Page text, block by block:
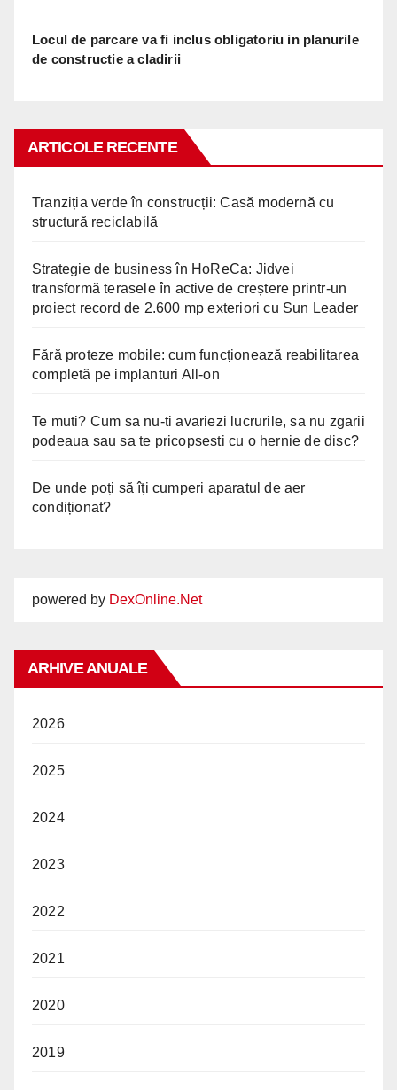
Locul de parcare va fi inclus obligatoriu in planurile
de constructie a cladirii
ARTICOLE RECENTE
Tranziția verde în construcții: Casă modernă cu
structură reciclabilă
Strategie de business în HoReCa: Jidvei
transformă terasele în active de creștere printr-un
proiect record de 2.600 mp exteriori cu Sun Leader
Fără proteze mobile: cum funcționează reabilitarea
completă pe implanturi All-on
Te muti? Cum sa nu-ti avariezi lucrurile, sa nu zgarii
podeaua sau sa te pricopsesti cu o hernie de disc?
De unde poți să îți cumperi aparatul de aer
condiționat?
powered by DexOnline.Net
ARHIVE ANUALE
2026
2025
2024
2023
2022
2021
2020
2019